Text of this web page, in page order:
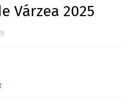
Várzea 2025